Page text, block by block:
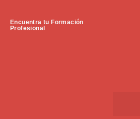
Encuentra tu Formación
Profesional